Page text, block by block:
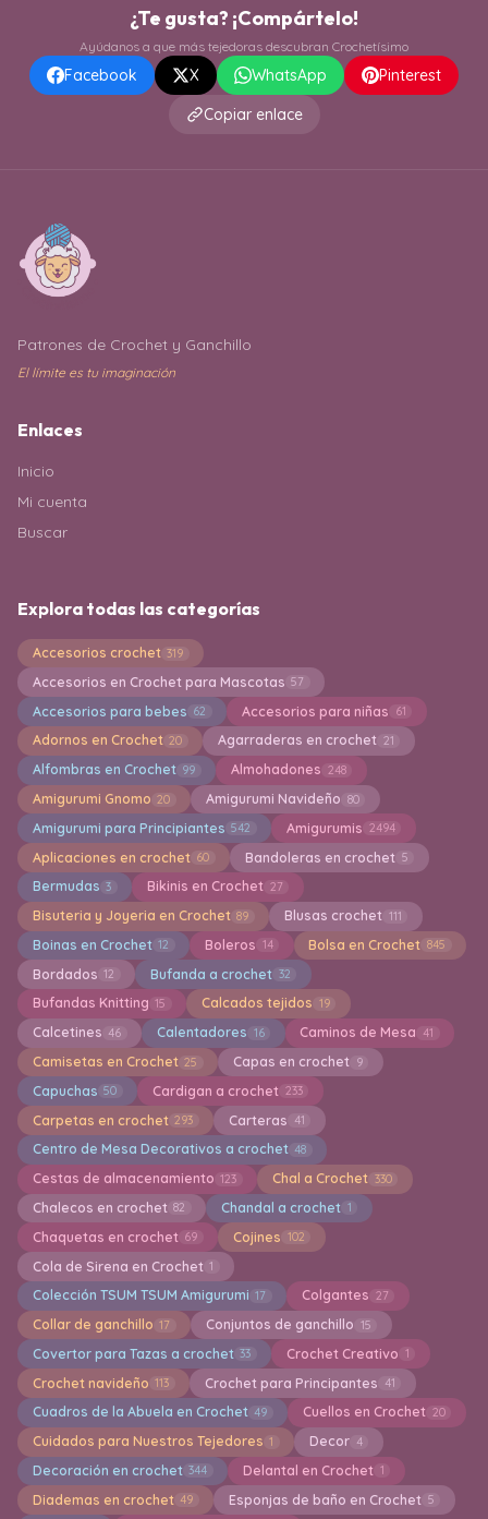
¿Te gusta? ¡Compártelo!
Ayúdanos a que más tejedoras descubran Crochetísimo
Facebook X WhatsApp
Pinterest
Copiar enlace
Patrones de Crochet y Ganchillo
El límite es tu imaginación
Enlaces
Inicio
Mi cuenta
Buscar
Explora todas las categorías
Accesorios crochet 319
Accesorios en Crochet para Mascotas 57
Accesorios para bebes 62 Accesorios para niñas 61
Adornos en Crochet 20 Agarraderas en crochet 21
Alfombras en Crochet 99 Almohadones 248
Amigurumi Gnomo 20 Amigurumi Navideño 80
Amigurumi para Principiantes 542 Amigurumis 2494
Aplicaciones en crochet 60 Bandoleras en crochet 5
Bermudas 3 Bikinis en Crochet 27
Bisuteria y Joyeria en Crochet 89 Blusas crochet 111
Boinas en Crochet 12 Boleros 14 Bolsa en Crochet 845
Bordados 12 Bufanda a crochet 32
Bufandas Knitting 15 Calcados tejidos 19
Calcetines 46 Calentadores 16 Caminos de Mesa 41
Camisetas en Crochet 25 Capas en crochet 9
Capuchas 50 Cardigan a crochet 233
Carpetas en crochet 293 Carteras 41
Centro de Mesa Decorativos a crochet 48
Cestas de almacenamiento 123 Chal a Crochet 330
Chalecos en crochet 82 Chandal a crochet 1
Chaquetas en crochet 69 Cojines 102
Cola de Sirena en Crochet 1
Colección TSUM TSUM Amigurumi 17 Colgantes 27
Collar de ganchillo 17 Conjuntos de ganchillo 15
Covertor para Tazas a crochet 33 Crochet Creativo 1
Crochet navideño 113 Crochet para Principantes 41
Cuadros de la Abuela en Crochet 49 Cuellos en Crochet 20
Cuidados para Nuestros Tejedores 1 Decor 4
Decoración en crochet 344 Delantal en Crochet 1
Diademas en crochet 49 Esponjas de baño en Crochet 5